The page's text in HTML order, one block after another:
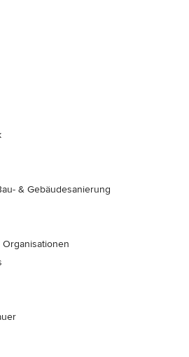
& Gebäudesanierung